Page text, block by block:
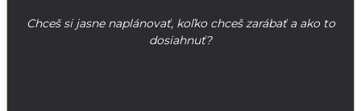
Chceš si jasne naplánovať, koľko chceš zarábať a ako to
dosiahnuť?